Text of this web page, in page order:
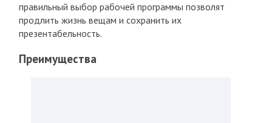
правильный выбор рабочей программы позволят
продлить жизнь вещам и сохранить их
презентабельность.
Преимущества